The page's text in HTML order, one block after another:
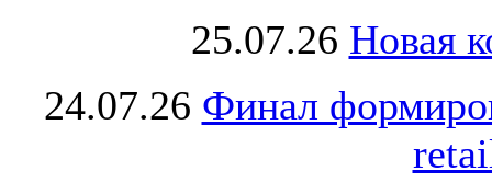
25.07.26 Новая
24.07.26 Финал